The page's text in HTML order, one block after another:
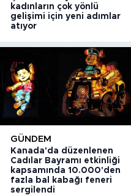
kadınların çok yönlü
gelişimi için yeni adımlar
atıyor
GÜNDEM
Kanada'da düzenlenen
Cadılar Bayramı etkinliği
kapsamında 10.000'den
fazla bal kabağı feneri
sergilendi